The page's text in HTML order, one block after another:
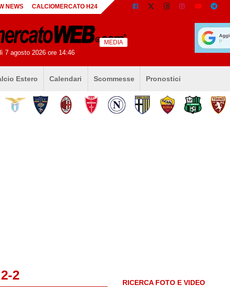
NEWS CALCIOMERCATO H24
7 agosto 2026 ore 14:46
MEDIA
Estero Calendari Scommesse Pronostici
2
RICERCA FOTO E VIDEO